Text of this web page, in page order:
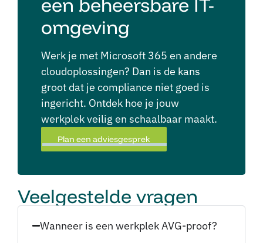
omgeving
Werk je met Microsoft 365 en andere
cloudoplossingen? Dan is de kans
groot dat je compliance niet goed is
ingericht. Ontdek hoe je jouw
werkplek veilig en schaalbaar maakt.
Plan een adviesgesprek
Veelgestelde vragen
Wanneer is een werkplek AVG-proof?